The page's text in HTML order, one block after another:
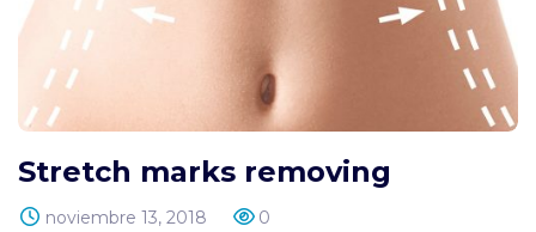
Stretch marks removing
noviembre 13, 2018 0